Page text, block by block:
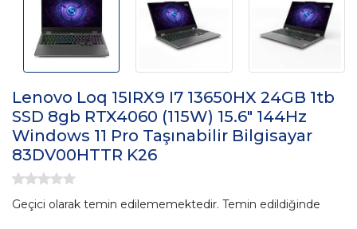
Lenovo Loq 15IRX9 I7 13650HX 24GB 1tb
SSD 8gb RTX4060 (115W) 15.6" 144Hz
Windows 11 Pro Taşınabilir Bilgisayar
83DV00HTTR K26
Geçici olarak temin edilememektedir. Temin edildiğinde